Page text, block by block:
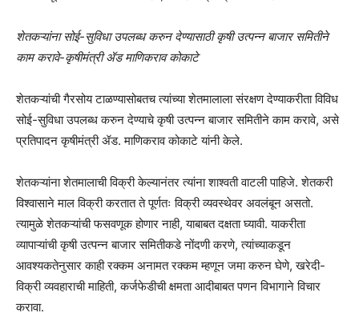
शेतकऱ्यांना सोई-सुविधा उपलब्ध करुन देण्यासाठी कृषी उत्पन्न बाजार समितीने
काम करावे-कृषीमंत्री ॲड माणिकराव कोकाटे
शेतकऱ्यांची गैरसोय टाळण्यासोबतच त्यांच्या शेतमालाला संरक्षण देण्याकरीता विविध
सोई-सुविधा उपलब्ध करुन देण्याचे कृषी उत्पन्न बाजार समितीने काम करावे, असे
प्रतिपादन कृषीमंत्री ॲड. माणिकराव कोकाटे यांनी केले.
शेतकऱ्यांना शेतमालाची विक्री केल्यानंतर त्यांना शाश्वती वाटली पाहिजे. शेतकरी
विश्वासाने माल विक्री करतात ते पूर्णतः विक्री व्यवस्थेवर अवलंबून असतो.
त्यामुळे शेतकऱ्यांची फसवणूक होणार नाही, याबाबत दक्षता घ्यावी. याकरीता
व्यापाऱ्यांची कृषी उत्पन्न बाजार समितीकडे नोंदणी करणे, त्यांच्याकडून
आवश्यकतेनुसार काही रक्कम अनामत रक्कम म्हणून जमा करुन घेणे, खरेदी-
विक्री व्यवहाराची माहिती, कर्जफेडीची क्षमता आदीबाबत पणन विभागाने विचार
करावा.